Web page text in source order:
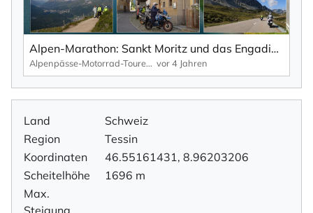
Alpen-Marathon: Sankt Moritz und das Engadin – eine Motorradreise von den höchsten Pässen bis an den Comer See.
Alpenpässe-Motorrad-Touren: Alpen-Marathon, die TV-Reportagen vor 4 Jahren
Land
Schweiz
Region
Tessin
Koordinaten
46.55161431, 8.96203206
Scheitelhöhe
1696 m
Max.
Steigung